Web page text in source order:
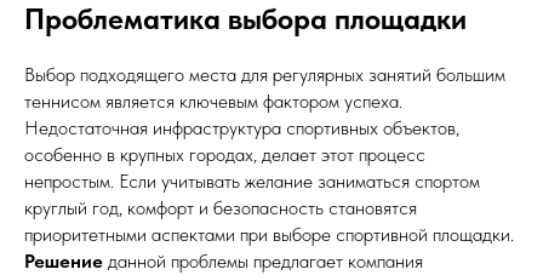
Проблематика выбора площадки
Выбор подходящего места для регулярных занятий большим
теннисом является ключевым фактором успеха.
Недостаточная инфраструктура спортивных объектов,
особенно в крупных городах, делает этот процесс
непростым. Если учитывать желание заниматься спортом
круглый год, комфорт и безопасность становятся
приоритетными аспектами при выборе спортивной площадки.
Решение данной проблемы предлагает компания